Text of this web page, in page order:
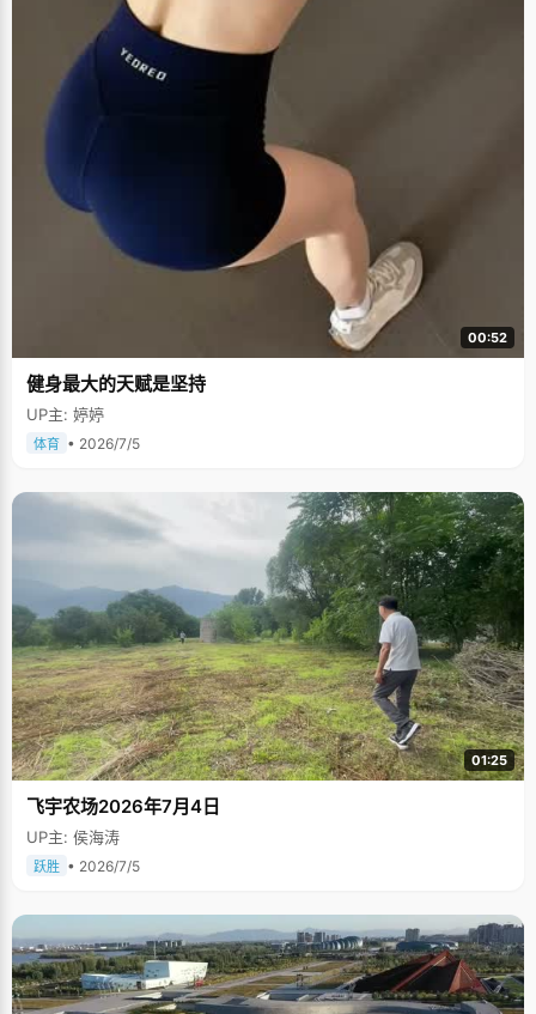
00:52
健身最大的天赋是坚持
UP主: 婷婷
体育 • 2026/7/5
01:25
飞宇农场2026年7月4日
UP主: 侯海涛
跃胜 • 2026/7/5